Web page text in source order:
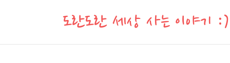
도란도란 세상 사는 이야기 :)